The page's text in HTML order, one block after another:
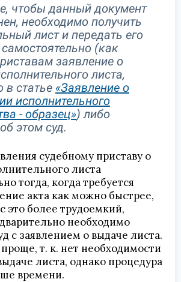
чтобы данный документ
необходимо получить
лист и передать его
(как
заявление о
листа,
в статье «Заявление о
исполнительного
- образец») либо
этом суд.
судебному приставу о
листа
тогда, когда требуется
акта как можно быстрее,
это более трудоемкий,
необходимо
с заявлением о выдаче листа.
т. к. нет необходимости
листа, однако процедура
времени.